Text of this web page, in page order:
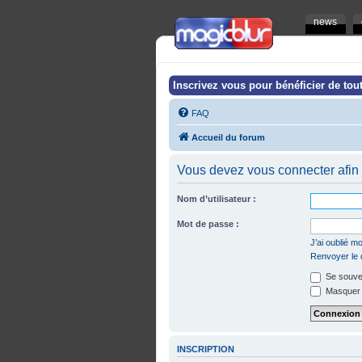
news
Inscrivez vous pour bénéficier de
FAQ
Accueil du forum
Vous devez vous connecter
Nom d’utilisateur :
Mot de passe :
J’ai oublié
Renvoyer le
Se
INSCRIPTION